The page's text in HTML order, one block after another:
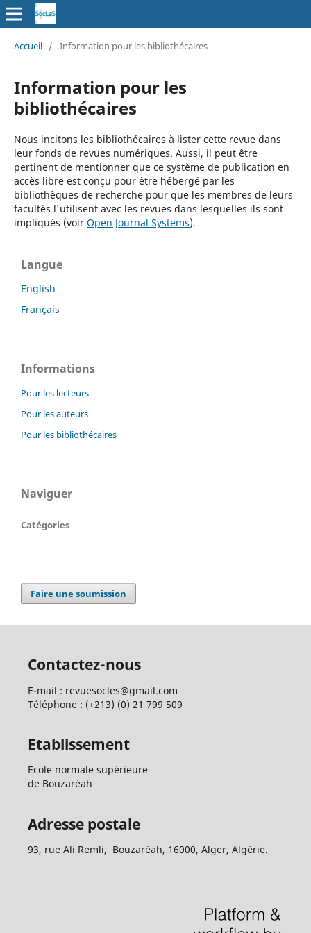
Accueil / Information pour les bibliothécaires
Information pour les
bibliothécaires
Nous incitons les bibliothécaires à lister cette revue dans
leur fonds de revues numériques. Aussi, il peut être
pertinent de mentionner que ce système de publication en
accès libre est conçu pour être hébergé par les
bibliothèques de recherche pour que les membres de leurs
facultés l'utilisent avec les revues dans lesquelles ils sont
impliqués (voir Open Journal Systems).
Langue
English
Français
Informations
Pour les lecteurs
Pour les auteurs
Pour les bibliothécaires
Naviguer
Catégories
Faire une soumission
Contactez-nous
E-mail : revuesocles@gmail.com
Téléphone : (+213) (0) 21 799 509
Etablissement
Ecole normale supérieure
de Bouzaréah
Adresse postale
93, rue Ali Remli, Bouzaréah, 16000, Alger, Algérie.